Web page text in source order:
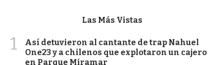
Las Más Vistas
1
Así detuvieron al cantante de trap Nahuel
One23 y a chilenos que explotaron un cajero
en Parque Miramar